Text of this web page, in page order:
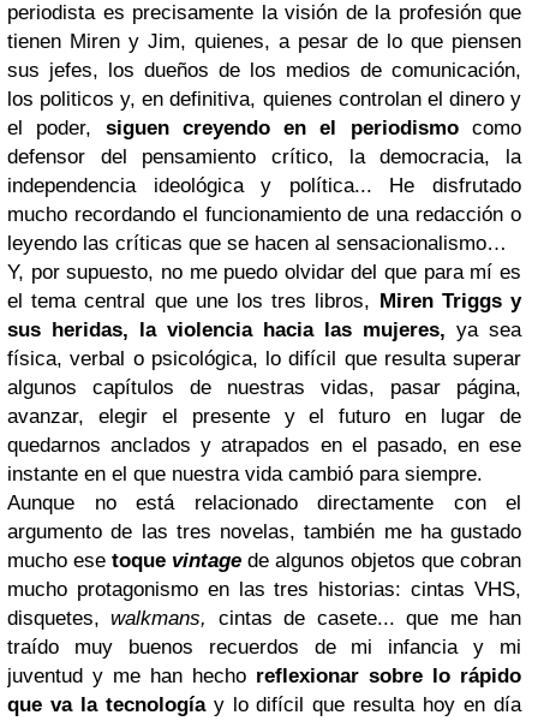
periodista es precisamente la visión de la profesión que
tienen Miren y Jim, quienes, a pesar de lo que piensen
sus jefes, los dueños de los medios de comunicación,
los politicos y, en definitiva, quienes controlan el dinero y
el poder, siguen creyendo en el periodismocomo
defensor del pensamiento crítico, la democracia, la
independencia ideológica y política... He disfrutado
mucho recordando el funcionamiento de una redacción o
leyendo las críticas que se hacen al sensacionalismo…
Y, por supuesto, no me puedo olvidar del que para mí es
el tema central que une los tres libros, Miren Triggs y
sus heridas, la violencia hacia las mujeres, ya sea
física, verbal o psicológica, lo difícil que resulta superar
algunos capítulos de nuestras vidas, pasar página,
avanzar, elegir el presente y el futuro en lugar de
quedarnos anclados y atrapados en el pasado, en ese
instante en el que nuestra vida cambió para siempre.
Aunque no está relacionado directamente con el
argumento de las tres novelas, también me ha gustado
mucho ese toque vintage de algunos objetos que cobran
mucho protagonismo en las tres historias: cintas VHS,
disquetes,walkmans,
cintas de casete... que me han
traído muy buenos recuerdos de mi infancia y mi
juventud y me han hecho reflexionar sobre lo rápido
que va la tecnología y lo difícil que resulta hoy en día